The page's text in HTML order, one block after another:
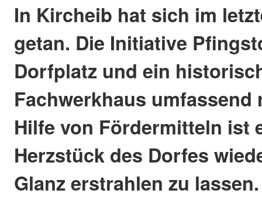
In Kircheib hat sich im
getan. Die Initiative
Dorfplatz und ein
Fachwerkhaus umfassend
Hilfe von Fördermitteln ist
Herzstück des Dorfes
Glanz erstrahlen zu lassen.